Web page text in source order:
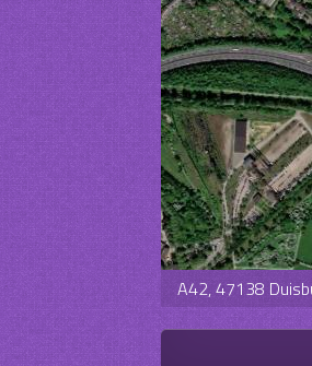
A42, 47138